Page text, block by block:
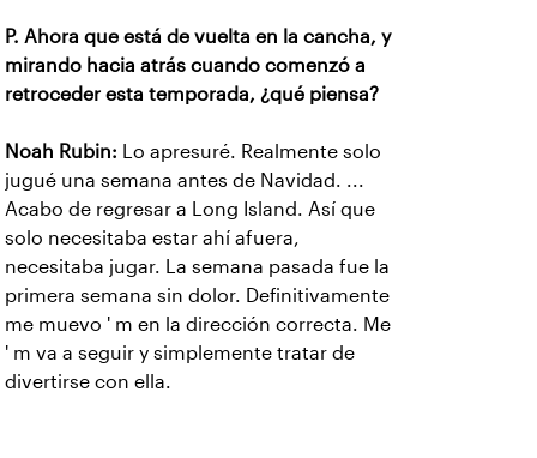
P. Ahora que está de vuelta en la cancha, y
mirando hacia atrás cuando comenzó a
retroceder esta temporada, ¿qué piensa?
Noah Rubin:
Lo apresuré. Realmente solo
jugué una semana antes de Navidad. ...
Acabo de regresar a Long Island. Así que
solo necesitaba estar ahí afuera,
necesitaba jugar. La semana pasada fue la
primera semana sin dolor. Definitivamente
me muevo ' m en la dirección correcta. Me
' m va a seguir y simplemente tratar de
divertirse con ella.